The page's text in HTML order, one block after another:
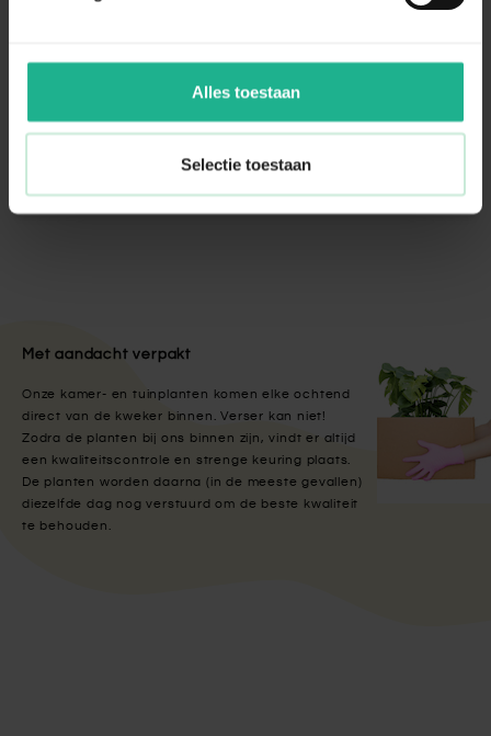
Alles toestaan
Selectie toestaan
Aanraders van
Elho Brussels Gieter & Plantenspuit Antraciet
Vochtigheidsmeter analoog
Met aandacht verpakt
Onze kamer- en tuinplanten komen elke ochtend
direct van de kweker binnen. Verser kan niet!
Zodra de planten bij ons binnen zijn, vindt er altijd
een kwaliteitscontrole en strenge keuring plaats.
De planten worden daarna (in de meeste gevallen)
diezelfde dag nog verstuurd om de beste kwaliteit
te behouden.